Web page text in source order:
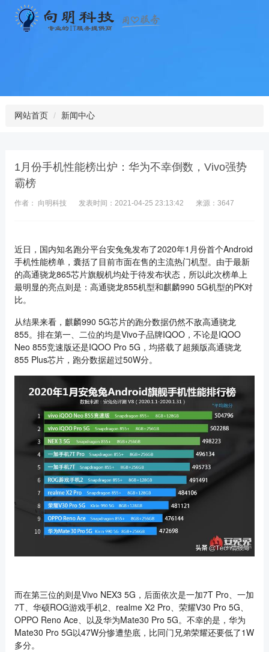
网站首页 新闻中心
1月份手机性能榜出炉：华为不幸倒数，Vivo强势
霸榜
作者： 向明科技 发表时间：2021-04-25 23:13:42 来源：3647
近日，国内知名跑分平台安兔兔发布了2020年1月份首个Android
手机性能榜单，囊括了目前市面在售的主流热门机型。由于最新
的高通骁龙865芯片旗舰机均处于待发布状态，所以此次榜单上
最明显的亮点则是：高通骁龙855机型和麒麟990 5G机型的PK对
比。
从结果来看，麒麟990 5G芯片的跑分数据仍然不敌高通骁龙
855。排在第一、二位的均是Vivo子品牌IQOO，不论是IQOO
Neo 855竞速版还是IQOO Pro 5G，均搭载了超频版高通骁龙
855 Plus芯片，跑分数据超过50W分。
而在第三位的则是Vivo NEX3 5G，后面依次是一加7T Pro、一加
7T、华硕ROG游戏手机2、realme X2 Pro、荣耀V30 Pro 5G、
OPPO Reno Ace、以及华为Mate30 Pro 5G。不幸的是，华为
Mate30 Pro 5G以47W分惨遭垫底，比同门兄弟荣耀还要低了1W
多分。